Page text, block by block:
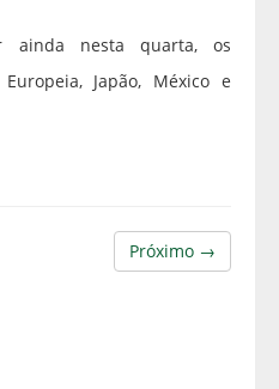
ainda nesta quarta, os
Japão, México e
Próximo →